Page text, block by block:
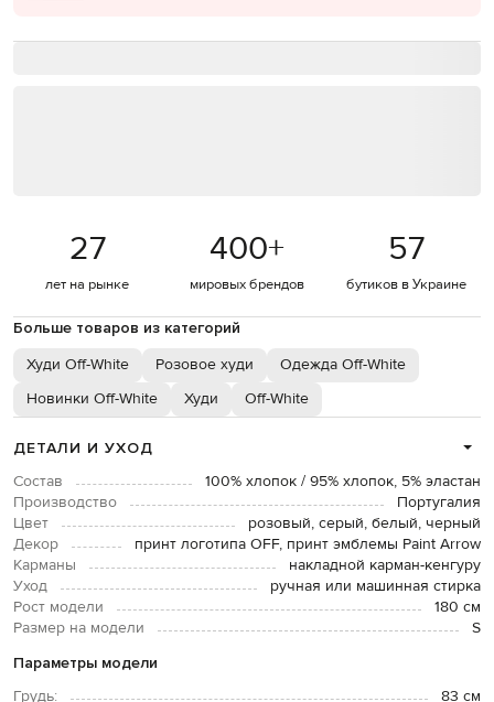
27
лет на рынке
400+
мировых брендов
57
бутиков в Украине
Больше товаров из категорий
Худи Off-White Розовое худи
Одежда Off-White
Новинки Off-White
Худи Off-White
ДЕТАЛИ И УХОД
Состав
100% хлопок / 95% хлопок, 5% эластан
Производство
Португалия
Цвет
розовый, серый, белый, черный
Декор
принт логотипа OFF, принт эмблемы Paint Arrow
Карманы
накладной карман-кенгуру
Уход
ручная или машинная стирка
Рост модели
180 см
Размер на модели
S
Параметры модели
Грудь: 83 см